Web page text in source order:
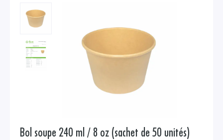
Bol soupe 240 ml / 8 oz (sachet de 50 unités)